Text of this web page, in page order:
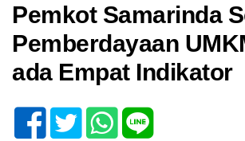
Pemkot Samarinda
Pemberdayaan
ada Empat Indikator